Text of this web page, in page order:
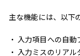
主な機能には、以下
入力項目への自動
入力ミスのリア